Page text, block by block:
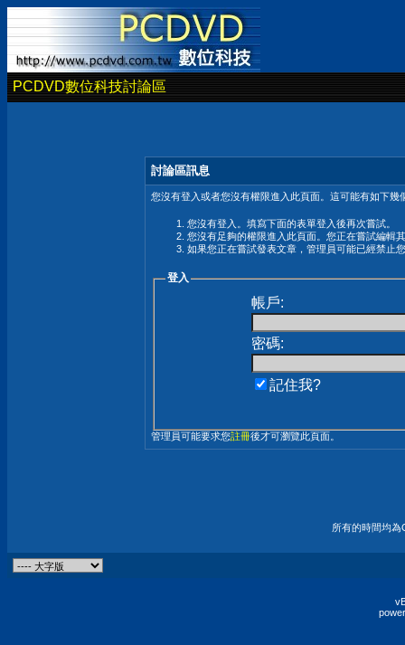
PCDVD數位科技討論區
討論區訊息
您沒有登入或者您沒有權限進入此頁面。這可能有如下幾
您沒有登入。填寫下面的表單登入後再次嘗試。
您沒有足夠的權限進入此頁面。您正在嘗試編輯
如果您正在嘗試發表文章，管理員可能已經禁止
登入
帳戶:
密碼:
記住我?
管理員可能要求您註冊後才可瀏覽此頁面。
所有的時間均為